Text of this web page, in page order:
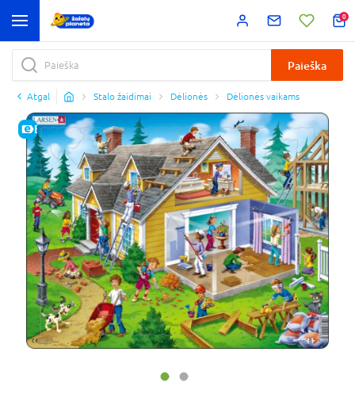
0
Paieška
Atgal Stalo žaidimai Dėlionės Dėlionės vaikams
E-KAINA